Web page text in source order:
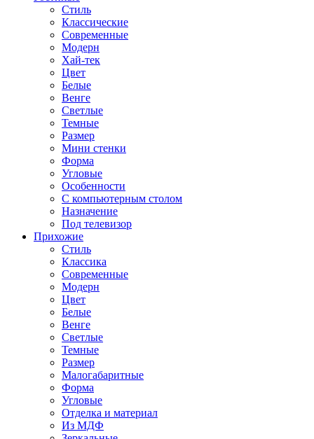
Стиль
Классические
Современные
Модерн
Хай-тек
Цвет
Белые
Венге
Светлые
Темные
Размер
Мини стенки
Форма
Угловые
Особенности
С компьютерным столом
Назначение
Под телевизор
Прихожие
Стиль
Классика
Современные
Модерн
Цвет
Белые
Венге
Светлые
Темные
Размер
Малогабаритные
Форма
Угловые
Отделка и материал
Из МДФ